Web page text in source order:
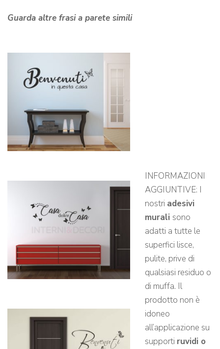
Guarda altre frasi a parete simili
INFORMAZIONI
AGGIUNTIVE: I
nostri adesivi
murali sono
adatti a tutte le
superfici lisce,
pulite, prive di
qualsiasi residuo o
di muffa. Il
prodotto non è
idoneo
all’applicazione su
supporti ruvidi o